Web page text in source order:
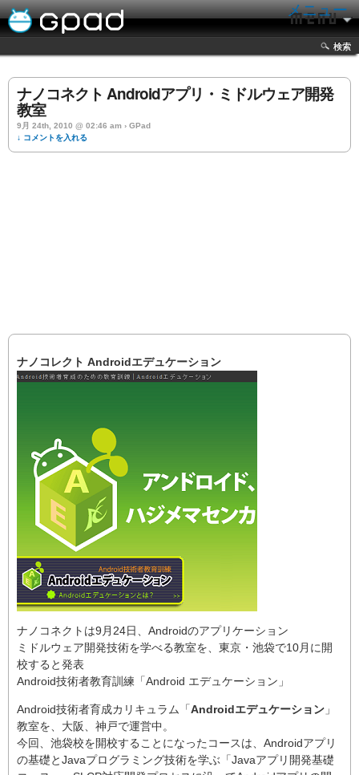
メニュー
検索
ナノコネクト Androidアプリ・ミドルウェア開発
教室
9月 24th, 2010 @ 02:46 am › GPad
↓ コメントを入れる
ナノコレクト Androidエデュケーション
ナノコネクトは9月24日、Androidのアプリケーション
ミドルウェア開発技術を学べる教室を、東京・池袋で10月に開
校すると発表
Android技術者教育訓練「Android エデュケーション」
Android技術者育成カリキュラム「Androidエデュケーション 」
教室を、大阪、神戸で運営中。
今回、池袋校を開校することになったコースは、Androidアプリ
の基礎とJavaプログラミング技術を学ぶ「Javaアプリ開発基礎